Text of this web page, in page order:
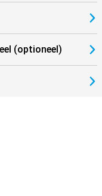
(optioneel)